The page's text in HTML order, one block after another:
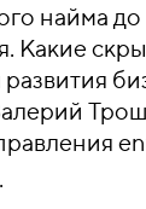
найма до
Какие